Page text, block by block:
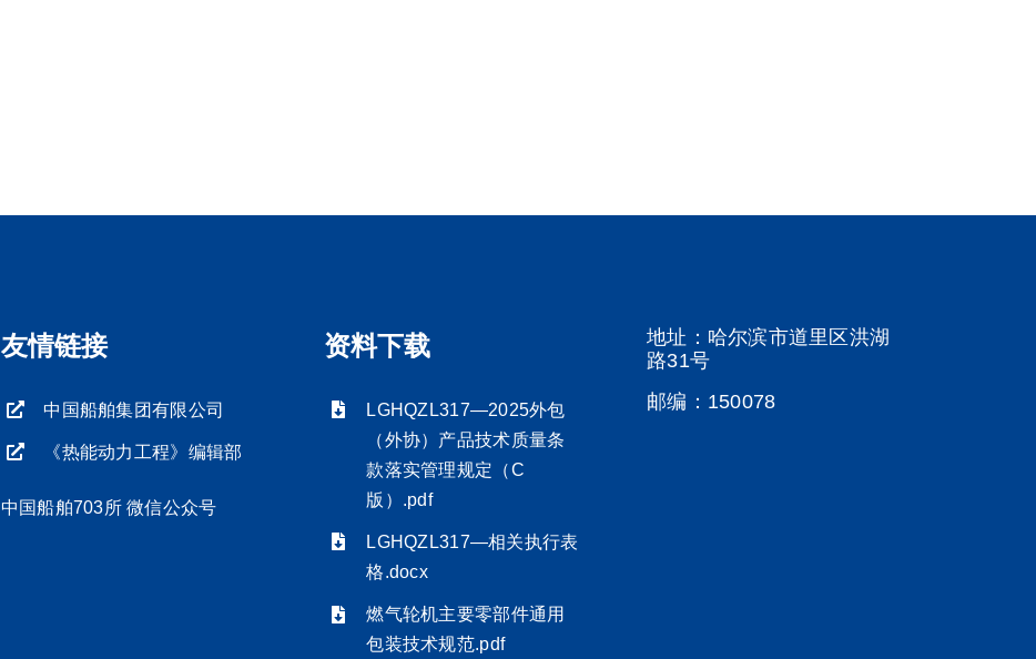
友情链接
中国船舶集团有限公司
《热能动力工程》编辑部
中国船舶703所 微信公众号
资料下载
LGHQZL317—2025外包
（外协）产品技术质量条
款落实管理规定（C
版）.pdf
LGHQZL317—相关执行表
格.docx
燃气轮机主要零部件通用
包装技术规范.pdf
地址：哈尔滨市道里区洪湖
路31号
邮编：150078